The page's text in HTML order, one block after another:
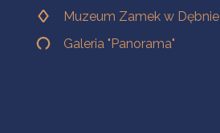
Muzeum Zamek w Dębnie
Galeria "Panorama"